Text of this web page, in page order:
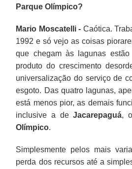
Parque Olímpico?
Mario Moscatelli - Caótica.
1992 e só vejo as coisas
que chegam às lagunas estão
produto do crescimento
universalização do serviço de
esgoto. Das quatro lagunas,
está menos pior, as demais
inclusive a deJacarepaguá,
Olímpico.
Simplesmente pelos mais
perda dos recursos até a